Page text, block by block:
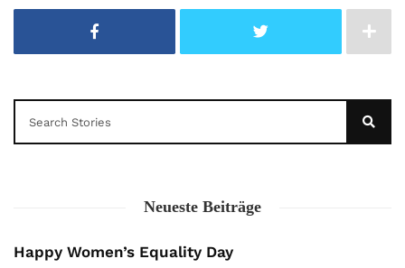
Neueste Beiträge
Happy Women’s Equality Day